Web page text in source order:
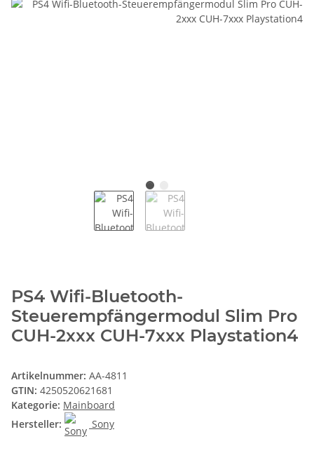
PS4 Wifi-Bluetooth-
Steuerempfängermodul Slim Pro
CUH-2xxx CUH-7xxx Playstation4
Artikelnummer: AA-4811
GTIN: 4250520621681
Kategorie: Mainboard
Hersteller:
Sony